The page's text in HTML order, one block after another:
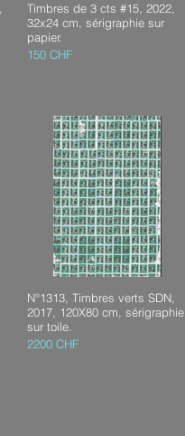
Timbres de 3 cts #15, 2022,
32x24 cm, sérigraphie sur
papier.
150 CHF
N°1313, Timbres verts SDN,
2017, 120X80 cm, sérigraphie
sur toile.
2200 CHF